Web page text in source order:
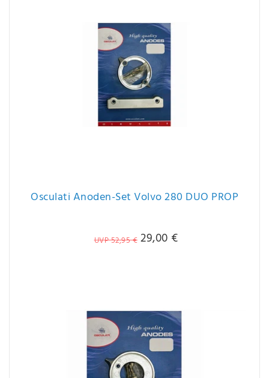
Osculati Anoden-Set Volvo 280 DUO PROP
UVP 52,95 € 29,00 €